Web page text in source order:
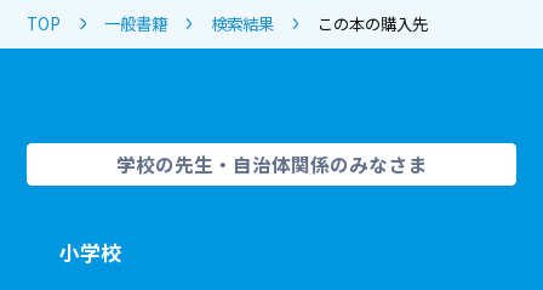
TOP 一般書籍 検索結果 この本の購入先
学校の先生・自治体関係のみなさま
小学校